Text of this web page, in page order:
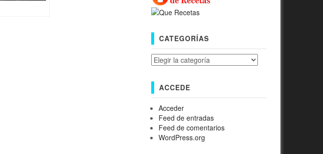
CATEGORÍAS
Categorías
ACCEDE
Acceder
Feed de entradas
Feed de comentarios
WordPress.org